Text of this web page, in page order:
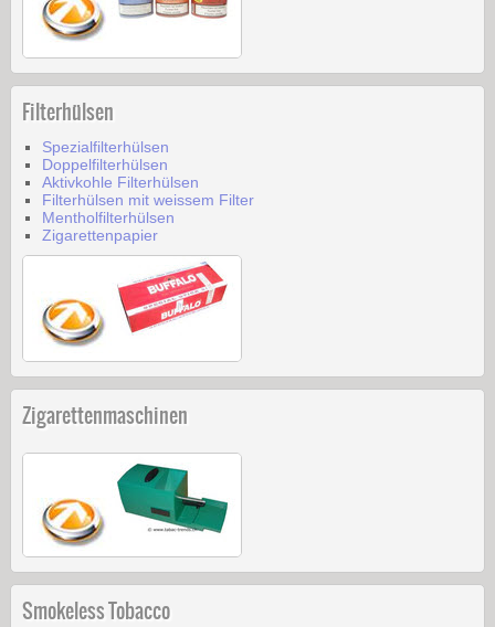
Filterhülsen
Spezialfilterhülsen
Doppelfilterhülsen
Aktivkohle Filterhülsen
Filterhülsen mit weissem Filter
Mentholfilterhülsen
Zigarettenpapier
Zigarettenmaschinen
Smokeless Tobacco